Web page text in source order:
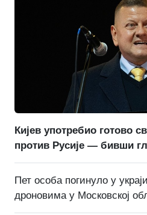
Кијев употребио готово
против Русије — бивши
Пет особа погинуло у
дроновима у Московској